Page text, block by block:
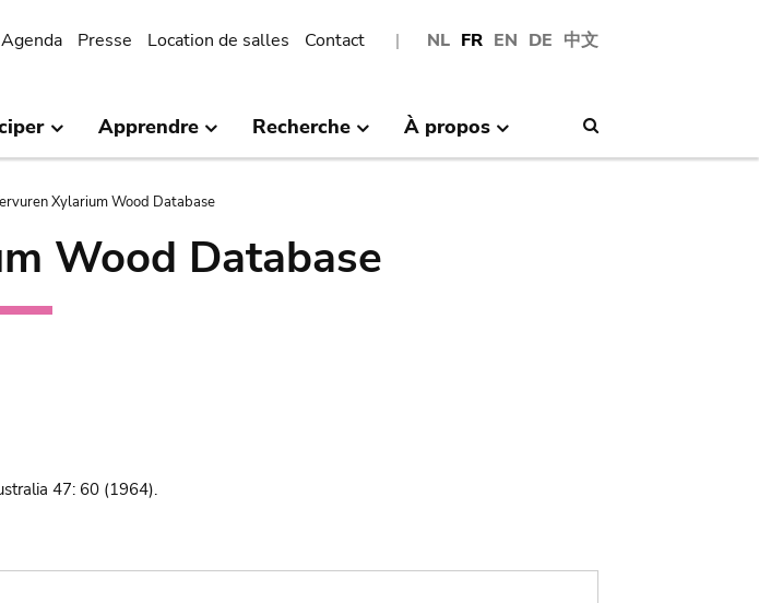
NL FR EN DE 中文
Agenda Presse Location de salles Contact
Apprendre Recherche À propos
Xylarium Wood Database
Wood Database
47: 60 (1964).